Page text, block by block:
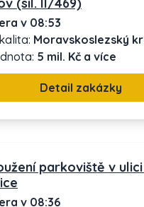
(sil. II/469)
v 08:53
Moravskoslezský
5 mil. Kč a více
Detail zakázky
parkoviště v
v 08:36